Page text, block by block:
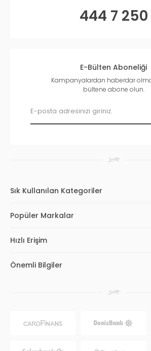
444 7 250
E-Bülten Aboneliği
Kampanyalardan haberdar
bültene abone olun.
Sık Kullanılan Kategoriler
Popüler Markalar
Hızlı Erişim
Önemli Bilgiler